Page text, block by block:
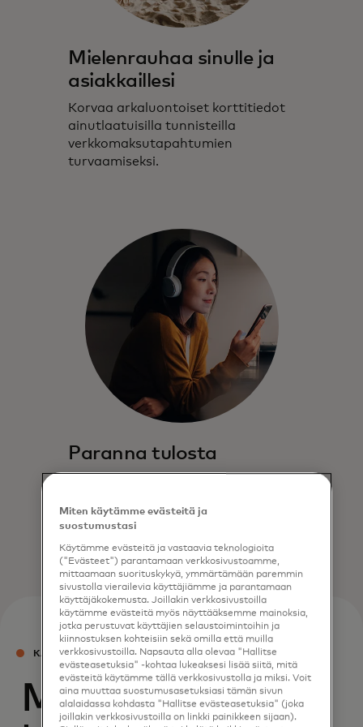
Mielenrauhaa sinulle ja
asiakkaillesi
Korvaa arkaluontoiset korttitiedot
ainutlaatuisilla tunnisteilla
verkkomaksutapahtumien
turvaamiseksi.
Paranna tulosta
kassaprosesseilla.
KASSAPALVELUT
Maksualustasi
Miten käytämme evästeitä ja
suostumustasi
Käytämme evästeitä ja vastaavia teknologioita
("Evästeet") parantamaan verkkosivustoamme,
mittaamaan suorituskykyä, ymmärtämään paremmin
sivustolla vierailevia käyttäjiämme ja parantamaan
käyttäjäkokemusta. Joillakin verkkosivustoilla
käytämme evästeitä myös näyttääksemme mainoksia,
jotka perustuvat käyttäjien selaustoimintoihin ja
kiinnostuksen kohteisiin sekä omilla että muilla
verkkosivustoilla. Napsauta alla olevaa "Hallitse
evästeasetuksia" -kohtaa lukeaksesi lisää siitä, mitä
evästeitä käytämme tällä verkkosivustolla ja miksi. Voit
aina muuttaa suostumusasetuksiasi tämän sivun
alalaidassa kohdasta "Hallitse evästeasetuksia" (joka
joillakin verkkosivustoilla on linkki painikkeen sijaan).